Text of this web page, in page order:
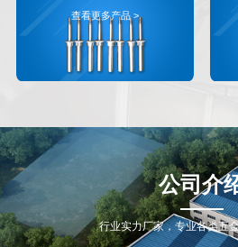
查看更多产品 >
公司介
行业实力厂家，专业各类五